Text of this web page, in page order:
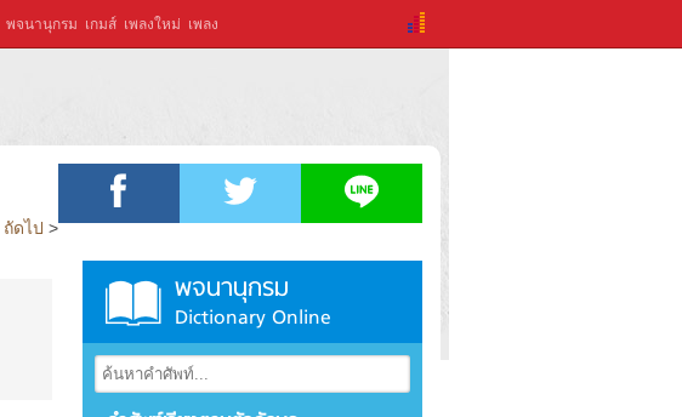
พจนานุกรม เกมส์ เพลงใหม่ เพลง
ถัดไป >
พจนานุกรม
Dictionary Online